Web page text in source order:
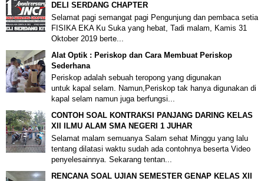
DELI SERDANG CHAPTER
Selamat pagi semangat pagi Pengunjung dan pembaca setia
FISIKA EKA Ku Suka yang hebat, Tadi malam, Kamis 31
Oktober 2019 berte...
Alat Optik : Periskop dan Cara Membuat Periskop
Sederhana
Periskop adalah sebuah teropong yang digunakan
untuk kapal selam. Namun,Periskop tak hanya digunakan di
kapal selam namun juga berfungsi...
CONTOH SOAL KONTRAKSI PANJANG DARING KELAS
XII ILMU ALAM SMA NEGERI 1 JUHAR
Selamat malam semuanya Salam sehat Minggu yang lalu
tentang dilatasi waktu sudah ada contohnya beserta Video
penyelesainnya. Sekarang tentan...
RENCANA SOAL UJIAN SEMESTER GENAP KELAS XII